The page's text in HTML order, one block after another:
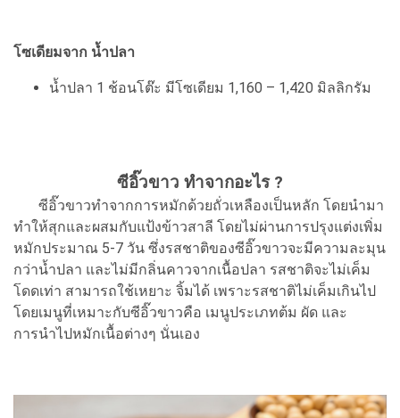
โซเดียมจาก น้ำปลา
นํ้าปลา 1 ช้อนโต๊ะ มีโซเดียม 1,160 – 1,420 มิลลิกรัม
ซีอิ๊วขาว ทำจากอะไร ?
ซีอิ๊วขาวทำจากการหมักด้วยถั่วเหลืองเป็นหลัก โดยนำมา
ทำให้สุกและผสมกับแป้งข้าวสาลี โดยไม่ผ่านการปรุงแต่งเพิ่ม
หมักประมาณ 5-7 วัน ซึ่งรสชาติของซีอิ๊วขาวจะมีความละมุน
กว่าน้ำปลา และไม่มีกลิ่นคาวจากเนื้อปลา รสชาติจะไม่เค็ม
โดดเท่า สามารถใช้เหยาะ จิ้มได้ เพราะรสชาติไม่เค็มเกินไป
โดยเมนูที่เหมาะกับซีอิ๊วขาวคือ เมนูประเภทต้ม ผัด และ
การนำไปหมักเนื้อต่างๆ นั่นเอง